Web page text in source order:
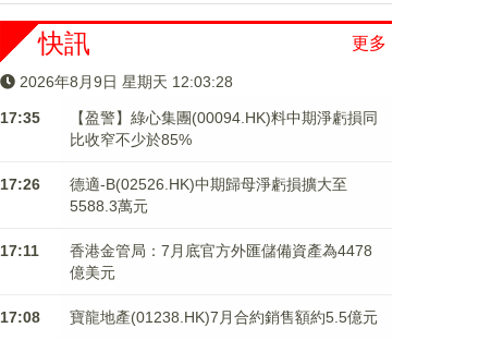
更多
快訊
2026年8月9日 星期天 12:03:28
17:35
【盈警】綠心集團(00094.HK)料中期淨虧損同
比收窄不少於85%
17:26
德適-B(02526.HK)中期歸母淨虧損擴大至
5588.3萬元
17:11
香港金管局：7月底官方外匯儲備資產為4478
億美元
17:08 寶龍地產(01238.HK)7月合約銷售額約5.5億元